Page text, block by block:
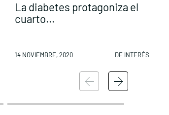
La diabetes protagoniza el
cuarto...
14 NOVIEMBRE, 2020 DE INTERÉS